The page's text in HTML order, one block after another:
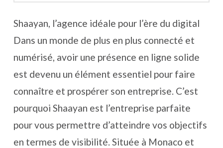
Shaayan, l’agence idéale pour l’ère du digital
Dans un monde de plus en plus connecté et
numérisé, avoir une présence en ligne solide
est devenu un élément essentiel pour faire
connaître et prospérer son entreprise. C’est
pourquoi Shaayan est l’entreprise parfaite
pour vous permettre d’atteindre vos objectifs
en termes de visibilité. Située à Monaco et